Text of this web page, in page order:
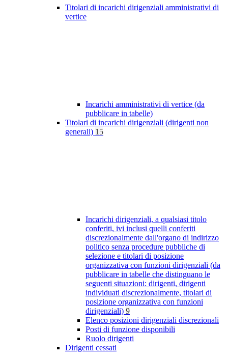
Titolari di incarichi dirigenziali amministrativi di
vertice
Incarichi amministrativi di vertice (da
pubblicare in tabelle)
Titolari di incarichi dirigenziali (dirigenti non
generali) 15
Incarichi dirigenziali, a qualsiasi titolo
conferiti, ivi inclusi quelli conferiti
discrezionalmente dall'organo di indirizzo
politico senza procedure pubbliche di
selezione e titolari di posizione
organizzativa con funzioni dirigenziali (da
pubblicare in tabelle che distinguano le
seguenti situazioni: dirigenti, dirigenti
individuati discrezionalmente, titolari di
posizione organizzativa con funzioni
dirigenziali) 9
Elenco posizioni dirigenziali discrezionali
Posti di funzione disponibili
Ruolo dirigenti
Dirigenti cessati